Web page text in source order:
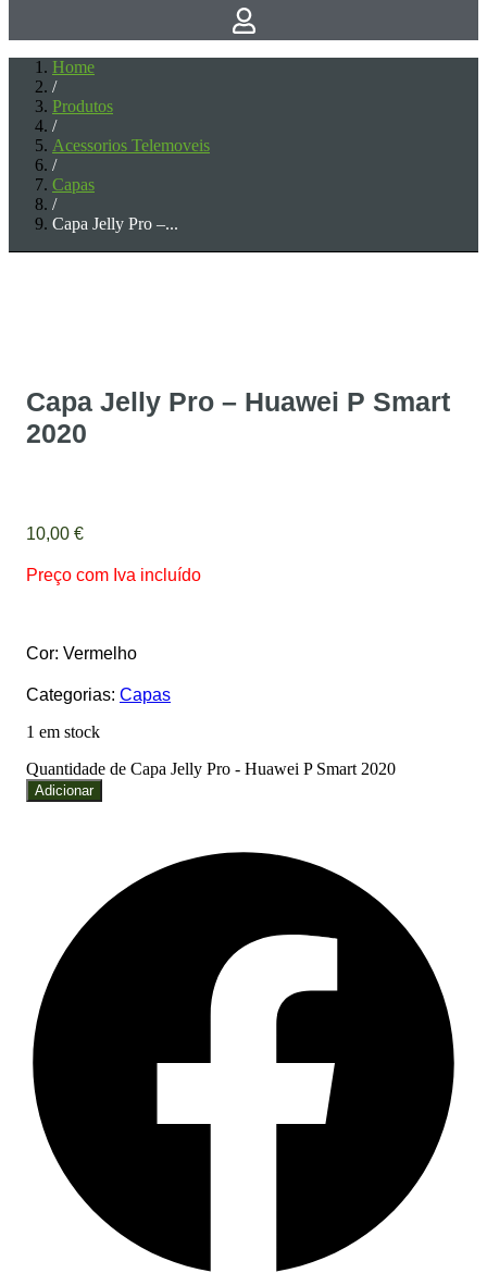
Home
/
Produtos
/
Acessorios Telemoveis
/
Capas
/
Capa Jelly Pro –...
Capa Jelly Pro – Huawei P Smart
2020
10,00 €
Preço com Iva incluído
Cor: Vermelho
Categorias: Capas
1 em stock
Quantidade de Capa Jelly Pro - Huawei P Smart 2020
Adicionar